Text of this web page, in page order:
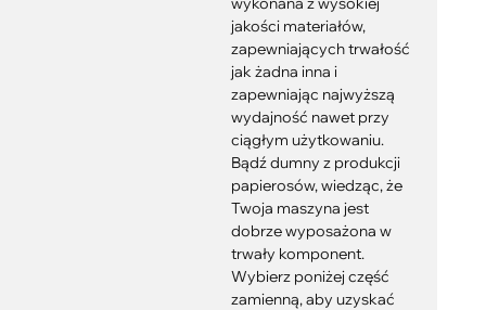
jakości materiałów,
zapewniających trwałość
jak żadna inna i
zapewniając najwyższą
wydajność nawet przy
ciągłym użytkowaniu.
Bądź dumny z produkcji
papierosów, wiedząc, że
Twoja maszyna jest
dobrze wyposażona w
trwały komponent.
Wybierz poniżej część
zamienną, aby uzyskać